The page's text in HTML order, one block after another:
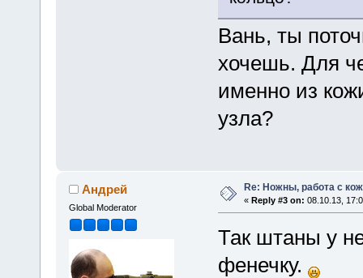
Вань, ты
хочешь. Для
именно из
узла?
Андрей
Global Moderator
Re: Ножны, работа с
« Reply #3 on: 08.10.13,
Так штаны у
фенечку.